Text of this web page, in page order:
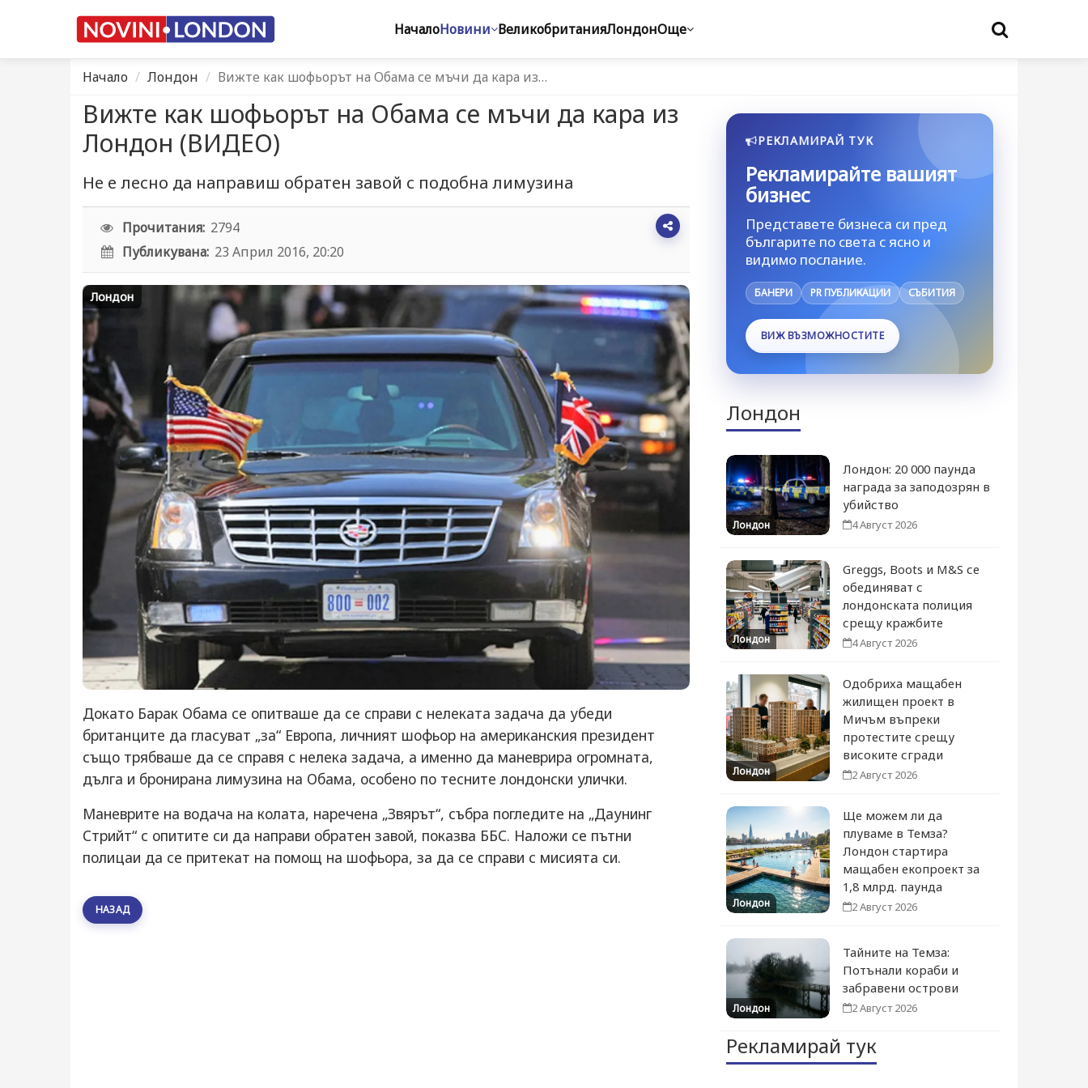
НачалоНовини ВеликобританияЛондонОще
Начало Лондон Вижте как шофьорът на Обама се мъчи да кара из…
Вижте как шофьорът на Обама се мъчи да кара из
Лондон (ВИДЕО)
Не е лесно да направиш обратен завой с подобна лимузина
Прочитания: 2794
Публикувана: 23 Април 2016, 20:20
Лондон
Докато Барак Обама се опитваше да се справи с нелеката задача да убеди
британците да гласуват „за“ Европа, личният шофьор на американския президент
също трябваше да се справя с нелека задача, а именно да маневрира огромната,
дълга и бронирана лимузина на Обама, особено по тесните лондонски улички.
Маневрите на водача на колата, наречена „Звярът“, събра погледите на „Даунинг
Стрийт“ с опитите си да направи обратен завой, показва ББС. Наложи се пътни
полицаи да се притекат на помощ на шофьора, за да се справи с мисията си.
НАЗАД
РЕКЛАМИРАЙ ТУК
Рекламирайте вашият
бизнес
Представете бизнеса си пред
българите по света с ясно и
видимо послание.
БАНЕРИ PR ПУБЛИКАЦИИ СЪБИТИЯ
ВИЖ ВЪЗМОЖНОСТИТЕ
Лондон
Лондон
Лондон: 20 000 паунда
награда за заподозрян в
убийство
4 Август 2026
Лондон
Greggs, Boots и M&S се
обединяват с
лондонската полиция
срещу кражбите
4 Август 2026
Лондон
Одобриха мащабен
жилищен проект в
Мичъм въпреки
протестите срещу
високите сгради
2 Август 2026
Лондон
Ще можем ли да
плуваме в Темза?
Лондон стартира
мащабен екопроект за
1,8 млрд. паунда
2 Август 2026
Лондон
Тайните на Темза:
Потънали кораби и
забравени острови
2 Август 2026
Рекламирай тук